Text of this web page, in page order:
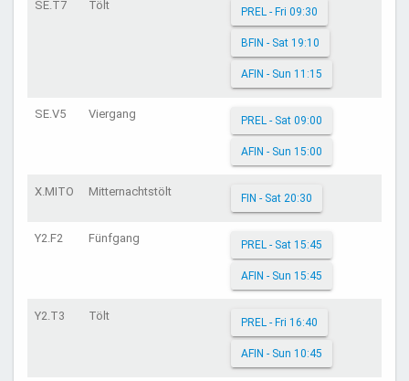
SE.T7 Tölt PREL - Fri 09:30
BFIN - Sat 19:10
AFIN - Sun 11:15
SE.V5 Viergang PREL - Sat 09:00
AFIN - Sun 15:00
X.MITO Mitternachtstölt FIN - Sat 20:30
Y2.F2 Fünfgang PREL - Sat 15:45
AFIN - Sun 15:45
Y2.T3 Tölt PREL - Fri 16:40
AFIN - Sun 10:45